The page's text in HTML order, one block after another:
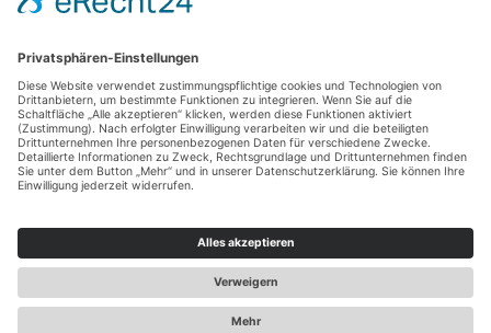
beylos 2026
Datenschutzerklärung